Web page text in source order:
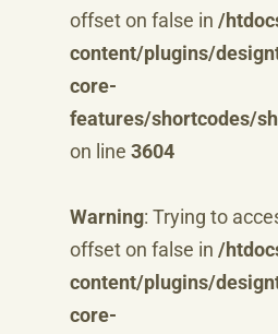
offset on false in /
content/plugins/
core-
features/shortcodes/
on line 3604
Warning: Trying to
offset on false in /
content/plugins/
core-